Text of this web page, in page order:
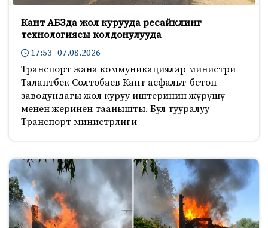
Кант АБЗда жол курууда ресайклинг
технологиясы колдонулууда
17:53 07.08.2026
Транспорт жана коммуникациялар министри
Талантбек Солтобаев Кант асфальт-бетон
заводундагы жол куруу иштеринин жүрүшү
менен жеринен таанышты. Бул тууралуу
Транспорт министрлиги